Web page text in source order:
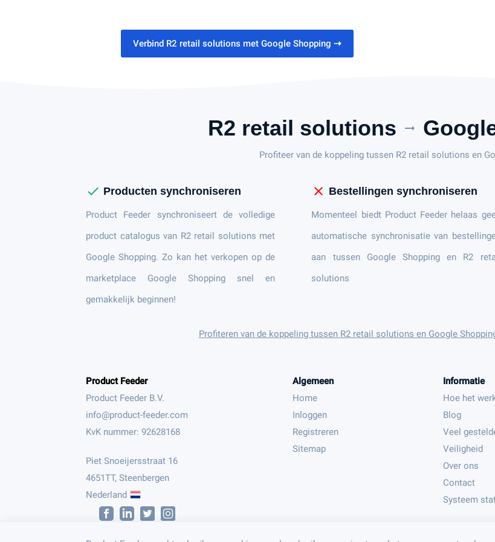
Verbind R2 retail solutions met Google Shopping ⇢
R2 retail solutions arrow_right_alt
Profiteer van de koppeling tussen R2 retail solutions en
check Producten synchroniseren
Product Feeder synchroniseert de volledige
product catalogus van R2 retail solutions met
Google Shopping. Zo kan het verkopen op de
marketplace Google Shopping snel en
gemakkelijk beginnen!
close Bestellingen synchroniseren
Momenteel biedt Product Feeder helaas
automatische synchronisatie van
aan tussen Google Shopping en R2
solutions
Profiteren van de koppeling tussen R2 retail solutions en Google
Product Feeder
Product Feeder B.V.
KvK nummer: 92628168
Piet Snoeijersstraat 16
4651TT, Steenbergen
Nederland
Algemeen
Home
Inloggen
Registreren
Sitemap
Informatie
Hoe het
Blog
Veel
Veiligheid
Over ons
Contact
Systeem